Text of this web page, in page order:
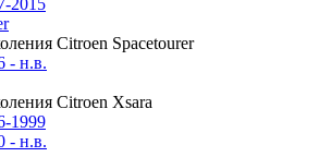
2015
Citroen Spacetourer
- н.в.
Citroen Xsara
1999
- н.в.